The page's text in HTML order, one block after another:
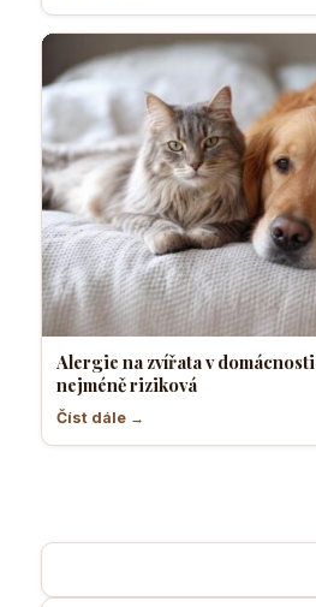
Alergie na zvířata v
nejméně riziková
Číst dále →